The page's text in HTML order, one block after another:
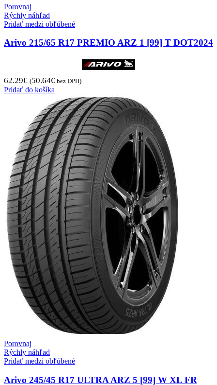
Porovnaj
Rýchly náhľad
Pridať medzi obľúbené
Arivo 215/65 R17 PREMIO ARZ 1 [99] T DOT2024
62.29€ (50.64€ bez DPH)
Pridať do košíka
Porovnaj
Rýchly náhľad
Pridať medzi obľúbené
Arivo 245/45 R17 ULTRA ARZ 5 [99] W XL FR